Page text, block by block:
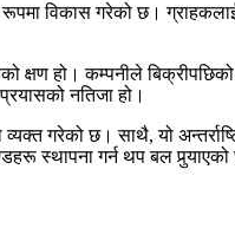
विकास गरेको छ।
हो। कम्पनीले
नतिजा हो।
गरेको छ। साथै, यो
स्थापना गर्न थप बल